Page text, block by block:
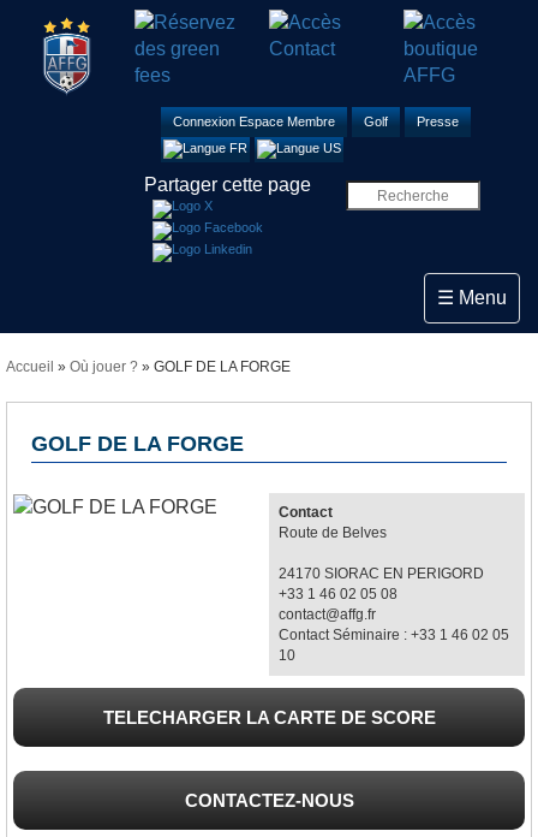
Connexion Espace Membre Golf Presse
Partager cette page
Toggle
☰ Menu
Accueil » Où jouer ? » GOLF DE LA FORGE
GOLF DE LA FORGE
Contact
Route de Belves
24170 SIORAC EN PERIGORD
+33 1 46 02 05 08
contact@affg.fr
Contact Séminaire : +33 1 46 02 05
10
TELECHARGER LA CARTE DE SCORE
CONTACTEZ-NOUS